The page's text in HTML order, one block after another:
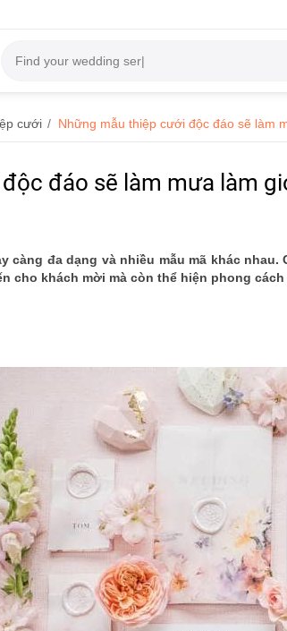
cưới / Những mẫu thiệp cưới độc đáo sẽ làm
đáo sẽ làm mưa làm
càng đa dạng và nhiều mẫu mã khác
cho khách mời mà còn thể hiện phong